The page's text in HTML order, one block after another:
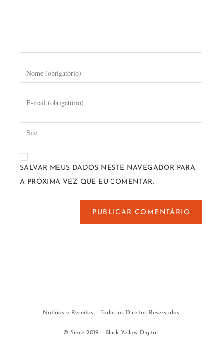
SALVAR MEUS DADOS NESTE NAVEGADOR PARA
A PRÓXIMA VEZ QUE EU COMENTAR.
Notícias e Receitas – Todos os Direitos Reservados
© Since 2019 – Black Yellow Digital.